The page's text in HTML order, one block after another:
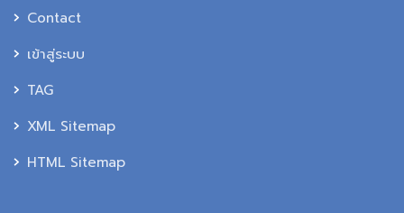
Contact
เข้าสู่ระบบ
TAG
XML Sitemap
HTML Sitemap